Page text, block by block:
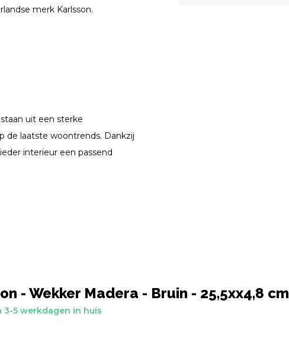
merk Karlsson.
uit een sterke
de laatste woontrends. Dankzij
interieur een passend
- Wekker Madera - Bruin - 25,5xx4,8 cm
3-5 werkdagen in huis